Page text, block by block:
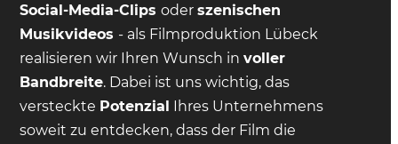
Social-Media-Clipsoderszenischen
Musikvideos - als Filmproduktion Lübeck
realisieren wir Ihren Wunsch involler
Bandbreite. Dabei ist uns wichtig, das
versteckte Potenzial Ihres Unternehmens
soweit zu entdecken, dass der Film die